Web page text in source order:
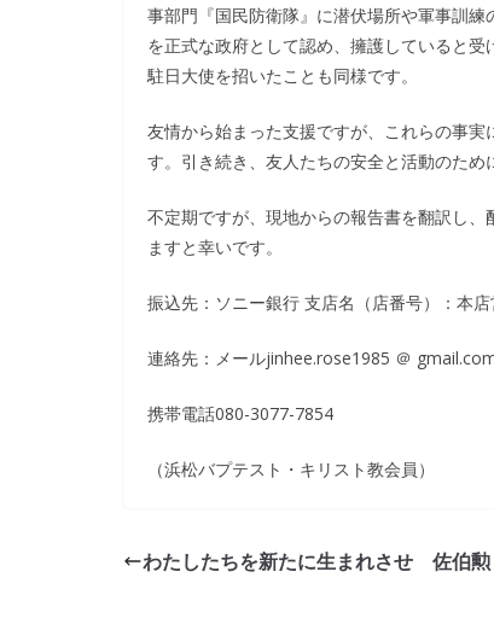
事部門『国民防衛隊』に潜伏場所や軍事訓
を正式な政府として認め、擁護していると
駐日大使を招いたことも同様です。
友情から始まった支援ですが、これらの事
す。引き続き、友人たちの安全と活動のため
不定期ですが、現地からの報告書を翻訳し
ますと幸いです。
振込先：ソニー銀行 支店名（店番号）：本
連絡先：メールjinhee.rose1985 ＠
携帯電話080-3077-7854
（浜松バプテスト・キリスト教会員）
わたしたちを新たに生まれさせ 佐伯勲